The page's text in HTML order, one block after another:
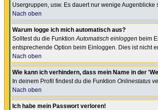
Usergruppen, usw. Es dauert nur wenige
Nach oben
Warum logge ich mich automatisch aus?
Solltest du die FunktionAutomatisch einloggen beim
entsprechende Option beim Einloggen. Dies ist nicht
Nach oben
Wie kann ich verhindern, dass mein Name in der
In deinem Profil findest du die Funktion Onlinestatus
Nach oben
Ich habe mein Passwort verloren!